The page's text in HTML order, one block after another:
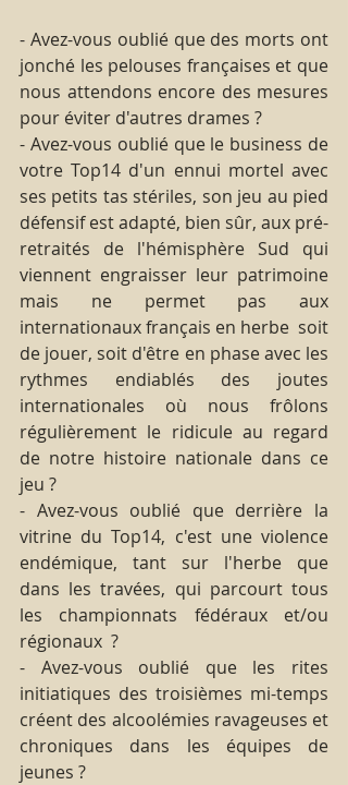
- Avez-vous oublié que des morts ont
jonché les pelouses françaises et que
nous attendons encore des mesures
pour éviter d'autres drames ?
- Avez-vous oublié que le business de
votre Top14 d'un ennui mortel avec
ses petits tas stériles, son jeu au pied
défensif est adapté, bien sûr, aux pré-
retraités de l'hémisphère Sud qui
viennent engraisser leur patrimoine
mais ne permet pas aux
internationaux français en herbe  soit
de jouer, soit d'être en phase avec les
rythmes endiablés des joutes
internationales où nous frôlons
régulièrement le ridicule au regard
de notre histoire nationale dans ce
jeu ?
- Avez-vous oublié que derrière la
vitrine du Top14, c'est une violence
endémique, tant sur l'herbe que
dans les travées, qui parcourt tous
les championnats fédéraux et/ou
régionaux  ?
- Avez-vous oublié que les rites
initiatiques des troisièmes mi-temps
créent des alcoolémies ravageuses et
chroniques dans les équipes de
jeunes ?